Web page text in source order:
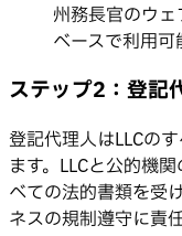
州務長官のウ
ベースで利用可
ステップ2：登記
登記代理人はLLCの
ます。LLCと公的機
べての法的書類を受
ネスの規制遵守に責